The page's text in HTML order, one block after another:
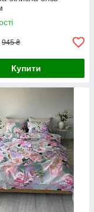
945 ₴
Купити